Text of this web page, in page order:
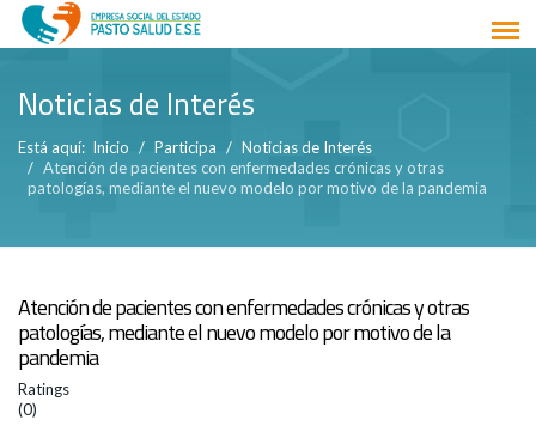
Noticias de Interés
Está aquí: Inicio Participa
Noticias de Interés
Atención de pacientes con enfermedades crónicas y otras
patologías, mediante el nuevo modelo por motivo de la pandemia
Atención de pacientes con enfermedades crónicas y otras
patologías, mediante el nuevo modelo por motivo de la
pandemia
Ratings
(0)